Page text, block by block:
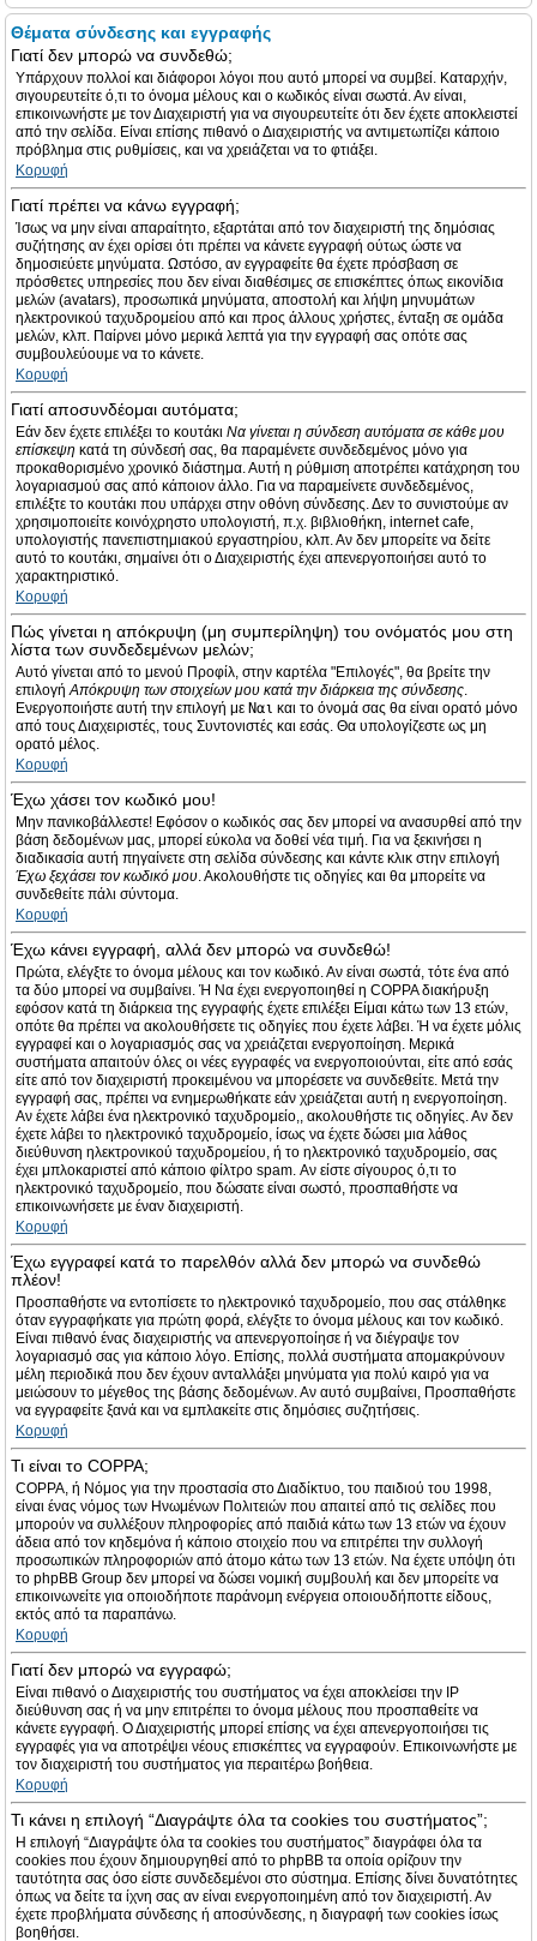
Θέματα σύνδεσης και εγγραφής
Γιατί δεν μπορώ να συνδεθώ;
Υπάρχουν πολλοί και διάφοροι λόγοι που αυτό μπορεί να συμβεί. Καταρχήν,
σιγουρευτείτε ό,τι το όνομα μέλους και ο κωδικός είναι σωστά. Αν είναι,
επικοινωνήστε με τον Διαχειριστή για να σιγουρευτείτε ότι δεν έχετε αποκλειστεί
από την σελίδα. Είναι επίσης πιθανό ο Διαχειριστής να αντιμετωπίζει κάποιο
πρόβλημα στις ρυθμίσεις, και να χρειάζεται να το φτιάξει.
Κορυφή
Γιατί πρέπει να κάνω εγγραφή;
Ίσως να μην είναι απαραίτητο, εξαρτάται από τον διαχειριστή της δημόσιας
συζήτησης αν έχει ορίσει ότι πρέπει να κάνετε εγγραφή ούτως ώστε να
δημοσιεύετε μηνύματα. Ωστόσο, αν εγγραφείτε θα έχετε πρόσβαση σε
πρόσθετες υπηρεσίες που δεν είναι διαθέσιμες σε επισκέπτες όπως εικονίδια
μελών (avatars), προσωπικά μηνύματα, αποστολή και λήψη μηνυμάτων
ηλεκτρονικού ταχυδρομείου από και προς άλλους χρήστες, ένταξη σε ομάδα
μελών, κλπ. Παίρνει μόνο μερικά λεπτά για την εγγραφή σας οπότε σας
συμβουλεύουμε να το κάνετε.
Κορυφή
Γιατί αποσυνδέομαι αυτόματα;
Εάν δεν έχετε επιλέξει το κουτάκι Να γίνεται η σύνδεση αυτόματα σε κάθε μου
επίσκεψη κατά τη σύνδεσή σας, θα παραμένετε συνδεδεμένος μόνο για
προκαθορισμένο χρονικό διάστημα. Αυτή η ρύθμιση αποτρέπει κατάχρηση του
λογαριασμού σας από κάποιον άλλο. Για να παραμείνετε συνδεδεμένος,
επιλέξτε το κουτάκι που υπάρχει στην οθόνη σύνδεσης. Δεν το συνιστούμε αν
χρησιμοποιείτε κοινόχρηστο υπολογιστή, π.χ. βιβλιοθήκη, internet cafe,
υπολογιστής πανεπιστημιακού εργαστηρίου, κλπ. Αν δεν μπορείτε να δείτε
αυτό το κουτάκι, σημαίνει ότι ο Διαχειριστής έχει απενεργοποιήσει αυτό το
χαρακτηριστικό.
Κορυφή
Πώς γίνεται η απόκρυψη (μη συμπερίληψη) του ονόματός μου στη
λίστα των συνδεδεμένων μελών;
Αυτό γίνεται από το μενού Προφίλ, στην καρτέλα "Επιλογές", θα βρείτε την
επιλογήΑπόκρυψη των στοιχείων μου κατά την διάρκεια της σύνδεσης.
Ενεργοποιήστε αυτή την επιλογή με Ναι και το όνομά σας θα είναι ορατό μόνο
από τους Διαχειριστές, τους Συντονιστές και εσάς. Θα υπολογίζεστε ως μη
ορατό μέλος.
Κορυφή
Έχω χάσει τον κωδικό μου!
Μην πανικοβάλλεστε! Εφόσον ο κωδικός σας δεν μπορεί να ανασυρθεί από την
βάση δεδομένων μας, μπορεί εύκολα να δοθεί νέα τιμή. Για να ξεκινήσει η
διαδικασία αυτή πηγαίνετε στη σελίδα σύνδεσης και κάντε κλικ στην επιλογή
Έχω ξεχάσει τον κωδικό μου. Ακολουθήστε τις οδηγίες και θα μπορείτε να
συνδεθείτε πάλι σύντομα.
Κορυφή
Έχω κάνει εγγραφή, αλλά δεν μπορώ να συνδεθώ!
Πρώτα, ελέγξτε το όνομα μέλους και τον κωδικό. Αν είναι σωστά, τότε ένα από
τα δύο μπορεί να συμβαίνει. Ή Να έχει ενεργοποιηθεί η COPPA διακήρυξη
εφόσον κατά τη διάρκεια της εγγραφής έχετε επιλέξει Είμαι κάτω των 13 ετών,
οπότε θα πρέπει να ακολουθήσετε τις οδηγίες που έχετε λάβει. Ή να έχετε μόλις
εγγραφεί και ο λογαριασμός σας να χρειάζεται ενεργοποίηση. Μερικά
συστήματα απαιτούν όλες οι νέες εγγραφές να ενεργοποιούνται, είτε από εσάς
είτε από τον διαχειριστή προκειμένου να μπορέσετε να συνδεθείτε. Μετά την
εγγραφή σας, πρέπει να ενημερωθήκατε εάν χρειάζεται αυτή η ενεργοποίηση.
Αν έχετε λάβει ένα ηλεκτρονικό ταχυδρομείο,, ακολουθήστε τις οδηγίες. Αν δεν
έχετε λάβει το ηλεκτρονικό ταχυδρομείο, ίσως να έχετε δώσει μια λάθος
διεύθυνση ηλεκτρονικού ταχυδρομείου, ή το ηλεκτρονικό ταχυδρομείο, σας
έχει μπλοκαριστεί από κάποιο φίλτρο spam. Αν είστε σίγουρος ό,τι το
ηλεκτρονικό ταχυδρομείο, που δώσατε είναι σωστό, προσπαθήστε να
επικοινωνήσετε με έναν διαχειριστή.
Κορυφή
Έχω εγγραφεί κατά το παρελθόν αλλά δεν μπορώ να συνδεθώ
πλέον!
Προσπαθήστε να εντοπίσετε το ηλεκτρονικό ταχυδρομείο, που σας στάλθηκε
όταν εγγραφήκατε για πρώτη φορά, ελέγξτε το όνομα μέλους και τον κωδικό.
Είναι πιθανό ένας διαχειριστής να απενεργοποίησε ή να διέγραψε τον
λογαριασμό σας για κάποιο λόγο. Επίσης, πολλά συστήματα απομακρύνουν
μέλη περιοδικά που δεν έχουν ανταλλάξει μηνύματα για πολύ καιρό για να
μειώσουν το μέγεθος της βάσης δεδομένων. Αν αυτό συμβαίνει, Προσπαθήστε
να εγγραφείτε ξανά και να εμπλακείτε στις δημόσιες συζητήσεις.
Κορυφή
Τι είναι το COPPA;
COPPA, ή Νόμος για την προστασία στο Διαδίκτυο, του παιδιού του 1998,
είναι ένας νόμος των Ηνωμένων Πολιτειών που απαιτεί από τις σελίδες που
μπορούν να συλλέξουν πληροφορίες από παιδιά κάτω των 13 ετών να έχουν
άδεια από τον κηδεμόνα ή κάποιο στοιχείο που να επιτρέπει την συλλογή
προσωπικών πληροφοριών από άτομο κάτω των 13 ετών. Να έχετε υπόψη ότι
το phpBB Group δεν μπορεί να δώσει νομική συμβουλή και δεν μπορείτε να
επικοινωνείτε για οποιοδήποτε παράνομη ενέργεια οποιουδήποττε είδους,
εκτός από τα παραπάνω.
Κορυφή
Γιατί δεν μπορώ να εγγραφώ;
Είναι πιθανό ο Διαχειριστής του συστήματος να έχει αποκλείσει την IP
διεύθυνση σας ή να μην επιτρέπει το όνομα μέλους που προσπαθείτε να
κάνετε εγγραφή. Ο Διαχειριστής μπορεί επίσης να έχει απενεργοποιήσει τις
εγγραφές για να αποτρέψει νέους επισκέπτες να εγγραφούν. Επικοινωνήστε με
τον διαχειριστή του συστήματος για περαιτέρω βοήθεια.
Κορυφή
Τι κάνει η επιλογή “Διαγράψτε όλα τα cookies του συστήματος”;
Η επιλογή “Διαγράψτε όλα τα cookies του συστήματος” διαγράφει όλα τα
cookies που έχουν δημιουργηθεί από το phpBB τα οποία ορίζουν την
ταυτότητα σας όσο είστε συνδεδεμένοι στο σύστημα. Επίσης δίνει δυνατότητες
όπως να δείτε τα ίχνη σας αν είναι ενεργοποιημένη από τον διαχειριστή. Αν
έχετε προβλήματα σύνδεσης ή αποσύνδεσης, η διαγραφή των cookies ίσως
βοηθήσει.